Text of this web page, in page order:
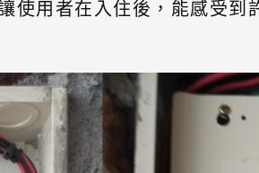
使用者在入住後，能感受